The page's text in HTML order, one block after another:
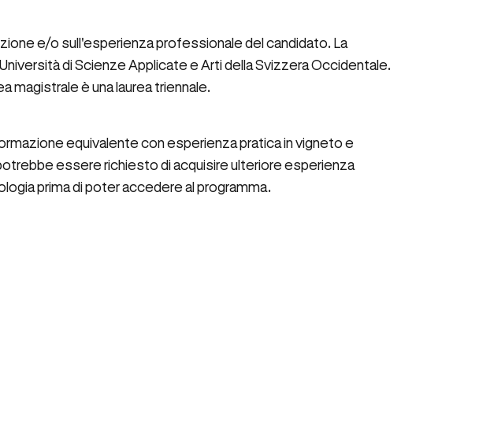
e/o sull'esperienza professionale del candidato. La
di Scienze Applicate e Arti della Svizzera Occidentale.
magistrale è una laurea triennale.
equivalente con esperienza pratica in vigneto e
essere richiesto di acquisire ulteriore esperienza
prima di poter accedere al programma.